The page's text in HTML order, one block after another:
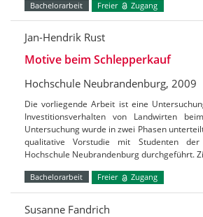
Bachelorarbeit Freier Zugang
Jan-Hendrik Rust
Motive beim Schlepperkauf
Hochschule Neubrandenburg, 2009
Die vorliegende Arbeit ist eine
Investitionsverhalten von Landwirten
Untersuchung wurde in zwei Phasen
qualitative Vorstudie mit Studenten
Hochschule Neubrandenburg durchgeführt.
Bachelorarbeit Freier Zugang
Susanne Fandrich